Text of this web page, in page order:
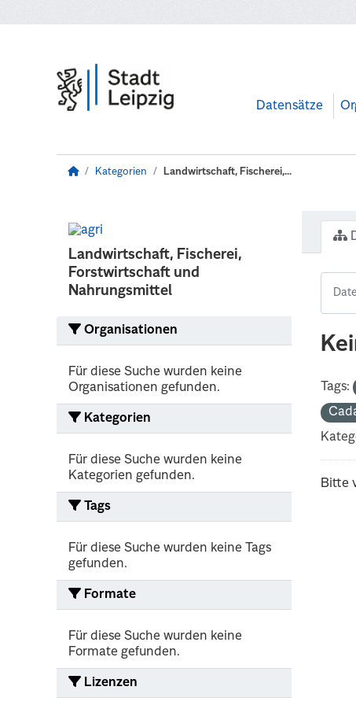
Datensätze
Kategorien Landwirtschaft, Fischerei,...
Landwirtschaft, Fischerei,
Forstwirtschaft und
Nahrungsmittel
Organisationen
Für diese Suche wurden keine
Organisationen gefunden.
Kategorien
Für diese Suche wurden keine
Kategorien gefunden.
Tags
Für diese Suche wurden keine Tags
gefunden.
Formate
Für diese Suche wurden keine
Formate gefunden.
Lizenzen
Tags:
Bitte